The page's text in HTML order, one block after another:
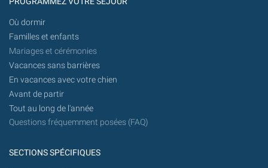
Où dormir
Familles et enfants
Mariages et cérémonies
Vacances sans barrières
En vacances avec votre chien
Avant de partir
Tout au long de l'année
Questions fréquemment posées (FAQ)
SECTIONS SPÉCIFIQUES